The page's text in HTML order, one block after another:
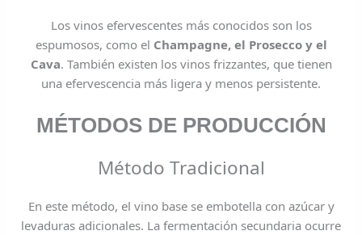
Los vinos efervescentes más conocidos son los
espumosos, como el Champagne, el Prosecco y el
Cava. También existen los vinos frizzantes, que tienen
una efervescencia más ligera y menos persistente.
MÉTODOS DE PRODUCCIÓN
Método Tradicional
En este método, el vino base se embotella con azúcar y
levaduras adicionales. La fermentación secundaria ocurre